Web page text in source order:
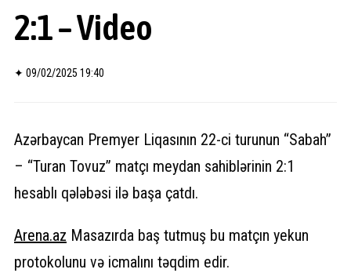
2:1 – Video
✦ 09/02/2025 19:40
Azərbaycan Premyer Liqasının 22-ci turunun “Sabah”
– “Turan Tovuz” matçı meydan sahiblərinin 2:1
hesablı qələbəsi ilə başa çatdı.
Arena.az Masazırda baş tutmuş bu matçın yekun
protokolunu və icmalını təqdim edir.